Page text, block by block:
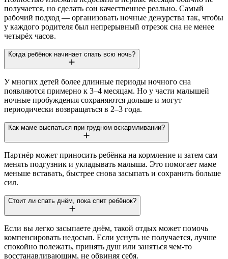
получается, но сделать сон качественнее реально. Самый
рабочий подход — организовать ночные дежурства так, чтобы
у каждого родителя был непрерывный отрезок сна не менее
четырёх часов.
Когда ребёнок начинает спать всю ночь?
У многих детей более длинные периоды ночного сна
появляются примерно к 3–4 месяцам. Но у части малышей
ночные пробуждения сохраняются дольше и могут
периодически возвращаться в 2–3 года.
Как маме выспаться при грудном вскармливании?
Партнёр может приносить ребёнка на кормление и затем сам
менять подгузник и укладывать малыша. Это помогает маме
меньше вставать, быстрее снова засыпать и сохранить больше
сил.
Стоит ли спать днём, пока спит ребёнок?
Если вы легко засыпаете днём, такой отдых может помочь
компенсировать недосып. Если уснуть не получается, лучше
спокойно полежать, принять душ или заняться чем-то
восстанавливающим, не обвиняя себя.